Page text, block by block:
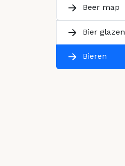
Beer map
Bier glazen
Bieren